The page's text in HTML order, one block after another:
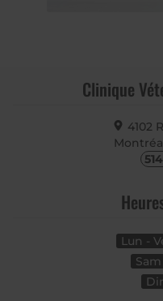
Clinique
4102
Lun -
Sam